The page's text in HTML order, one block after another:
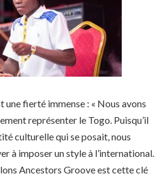
une fierté immense : « Nous avons
représenter le Togo. Puisqu’il
culturelle qui se posait, nous
à imposer un style à l’international.
Ancestors Groove est cette clé